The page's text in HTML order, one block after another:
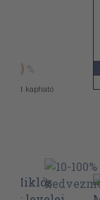
50
pont kapható